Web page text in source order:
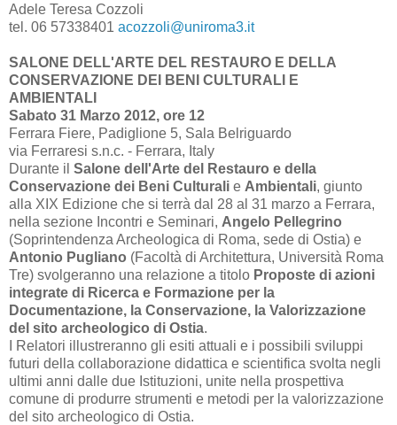
Adele Teresa Cozzoli
tel. 06 57338401 acozzoli@uniroma3.it
SALONE DELL'ARTE DEL RESTAURO E DELLA
CONSERVAZIONE DEI BENI CULTURALI E
AMBIENTALI
Sabato 31 Marzo 2012, ore 12
Ferrara Fiere, Padiglione 5, Sala Belriguardo
via Ferraresi s.n.c. - Ferrara, Italy
Durante il Salone dell'Arte del Restauro e della
Conservazione dei Beni Culturali e Ambientali, giunto
alla XIX Edizione che si terrà dal 28 al 31 marzo a Ferrara,
nella sezione Incontri e Seminari, Angelo Pellegrino
(Soprintendenza Archeologica di Roma, sede di Ostia) e
Antonio Pugliano (Facoltà di Architettura, Università Roma
Tre) svolgeranno una relazione a titolo Proposte di azioni
integrate di Ricerca e Formazione per la
Documentazione, la Conservazione, la Valorizzazione
del sito archeologico di Ostia.
I Relatori illustreranno gli esiti attuali e i possibili sviluppi
futuri della collaborazione didattica e scientifica svolta negli
ultimi anni dalle due Istituzioni, unite nella prospettiva
comune di produrre strumenti e metodi per la valorizzazione
del sito archeologico di Ostia.